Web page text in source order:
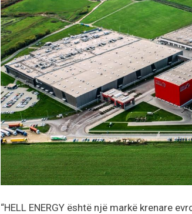
“HELL ENERGY është një markë krenare